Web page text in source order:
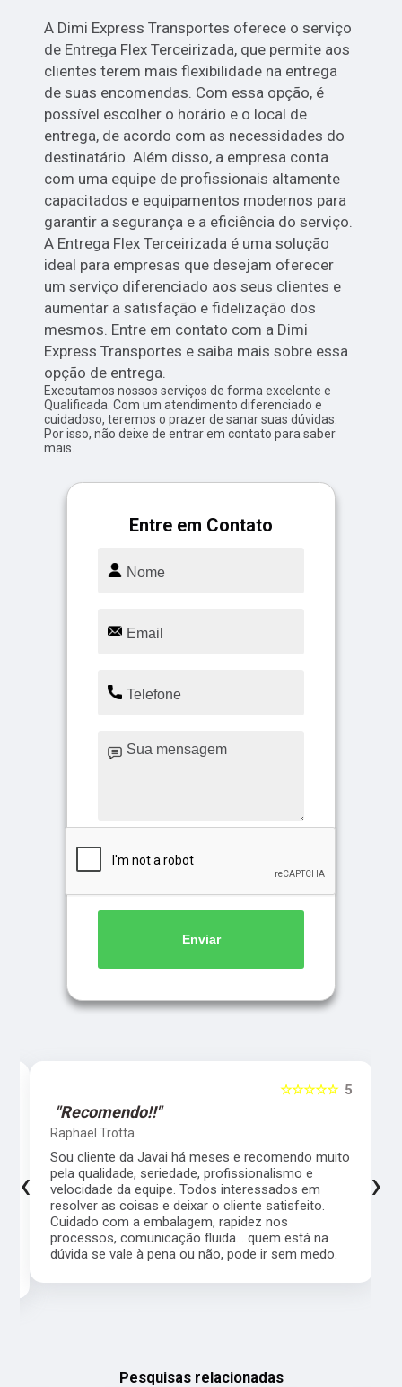
A Dimi Express Transportes oferece o serviço
de Entrega Flex Terceirizada, que permite aos
clientes terem mais flexibilidade na entrega
de suas encomendas. Com essa opção, é
possível escolher o horário e o local de
entrega, de acordo com as necessidades do
destinatário. Além disso, a empresa conta
com uma equipe de profissionais altamente
capacitados e equipamentos modernos para
garantir a segurança e a eficiência do serviço.
A Entrega Flex Terceirizada é uma solução
ideal para empresas que desejam oferecer
um serviço diferenciado aos seus clientes e
aumentar a satisfação e fidelização dos
mesmos. Entre em contato com a Dimi
Express Transportes e saiba mais sobre essa
opção de entrega.
Executamos nossos serviços de forma excelente e
Qualificada. Com um atendimento diferenciado e
cuidadoso, teremos o prazer de sanar suas dúvidas.
Por isso, não deixe de entrar em contato para saber
mais.
Entre em Contato
Enviar
5
☆☆☆☆☆
"Recomendo!!"
Raphael Trotta
Sou cliente da Javai há meses e recomendo muito
pela qualidade, seriedade, profissionalismo e
velocidade da equipe. Todos interessados em
resolver as coisas e deixar o cliente satisfeito.
Cuidado com a embalagem, rapidez nos
processos, comunicação fluida... quem está na
dúvida se vale à pena ou não, pode ir sem medo.
‹ ›
Pesquisas relacionadas